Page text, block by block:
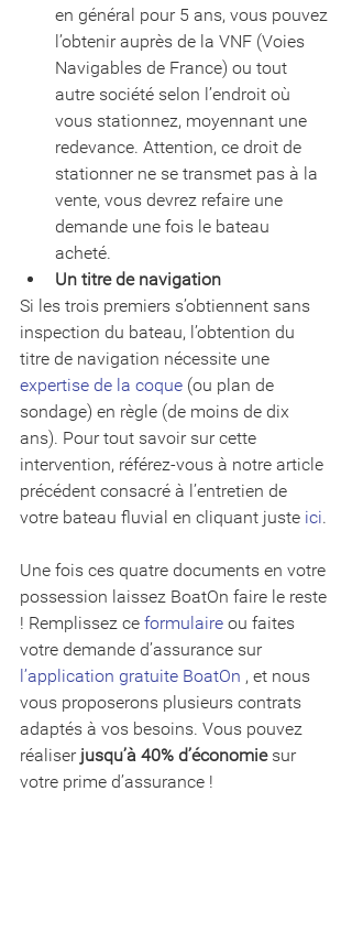
en général pour 5 ans, vous pouvez
l’obtenir auprès de la VNF (Voies
Navigables de France) ou tout
autre société selon l’endroit où
vous stationnez, moyennant une
redevance. Attention, ce droit de
stationner ne se transmet pas à la
vente, vous devrez refaire une
demande une fois le bateau
acheté.
Un titre de navigation
Si les trois premiers s’obtiennent sans
inspection du bateau, l’obtention du
titre de navigation nécessite une
expertise de la coque (ou plan de
sondage) en règle (de moins de dix
ans). Pour tout savoir sur cette
intervention, référez-vous à notre article
précédent consacré à l’entretien de
votre bateau fluvial en cliquant juste ici.
Une fois ces quatre documents en votre
possession laissez BoatOn faire le reste
! Remplissez ce formulaire ou faites
votre demande d’assurance sur
l’application gratuite BoatOn , et nous
vous proposerons plusieurs contrats
adaptés à vos besoins. Vous pouvez
réaliser jusqu’à 40% d’économie sur
votre prime d’assurance !